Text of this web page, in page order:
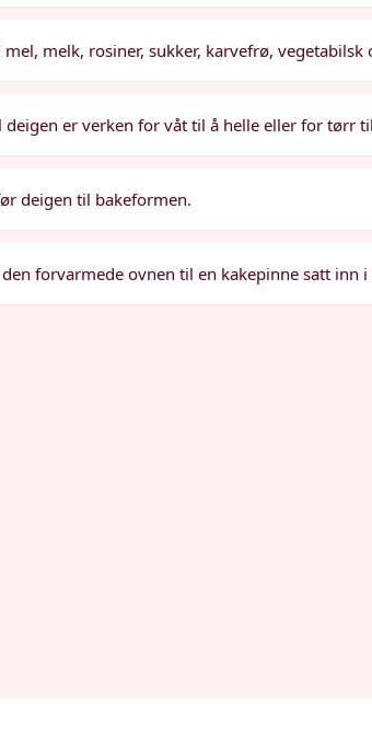
mel, melk, rosiner, sukker, karvefrø,
deigen er verken for våt til å helle eller for tørr
deigen til bakeformen.
den forvarmede ovnen til en kakepinne satt inn